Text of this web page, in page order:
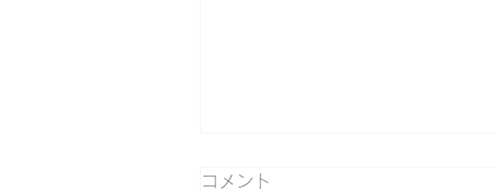
コメント